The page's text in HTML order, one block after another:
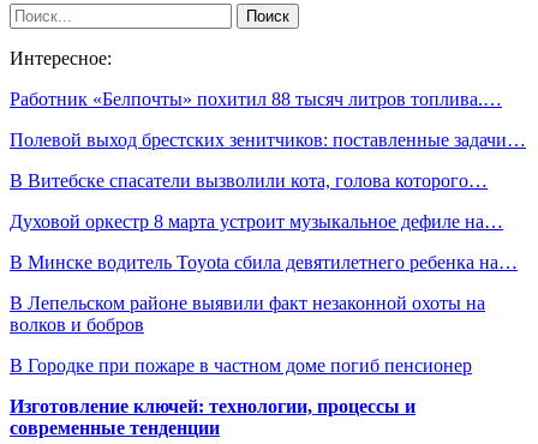
Интересное:
Работник «Белпочты» похитил 88 тысяч литров топлива.…
Полевой выход брестских зенитчиков: поставленные задачи…
В Витебске спасатели вызволили кота, голова которого…
Духовой оркестр 8 марта устроит музыкальное дефиле на…
В Минске водитель Toyota сбила девятилетнего ребенка на…
В Лепельском районе выявили факт незаконной охоты на
волков и бобров
В Городке при пожаре в частном доме погиб пенсионер
Изготовление ключей: технологии, процессы и
современные тенденции